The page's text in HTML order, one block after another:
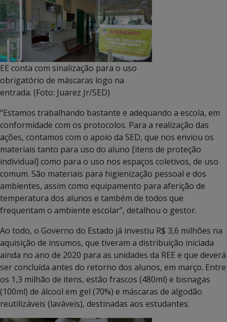
EE conta com sinalização para o uso
obrigatório de máscaras logo na
entrada. (Foto: Juarez Jr/SED)
“Estamos trabalhando bastante e adequando a escola, em
conformidade com os protocolos. Para a realização das
ações, contamos com o apoio da SED, que nos enviou os
materiais tanto para uso do aluno [itens de proteção
individual] como para o uso nos espaços coletivos, de uso
comum. São materiais para higienização pessoal e dos
ambientes, assim como equipamento para aferição de
temperatura dos alunos e também de todos que
frequentam o ambiente escolar”, detalhou o gestor.
Ao todo, o Governo do Estado já investiu R$ 3,6 milhões na
aquisição de insumos, que tiveram a distribuição iniciada
ainda no ano de 2020 para as unidades da REE e que deverá
ser concluída antes do retorno dos alunos, em março. Entre
os 1,3 milhão de itens, estão frascos (480ml) e bisnagas
(100ml) de álcool em gel (70%) e máscaras de algodão
reutilizáveis (laváveis), destinadas aos estudantes.